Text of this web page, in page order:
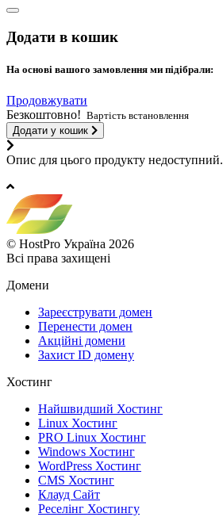
Додати в кошик
На основі вашого замовлення ми підібрали:
Продовжувати
Безкоштовно! Вартість встановлення
Додати у кошик
Опис для цього продукту недоступний.
© HostPro Україна 2026
Всі права захищені
Домени
Зареєструвати домен
Перенести домен
Акційні домени
Захист ID домену
Хостинг
Найшвидший Хостинг
Linux Хостинг
PRO Linux Хостинг
Windows Хостинг
WordPress Хостинг
CMS Хостинг
Клауд Сайт
Реселінг Хостингу